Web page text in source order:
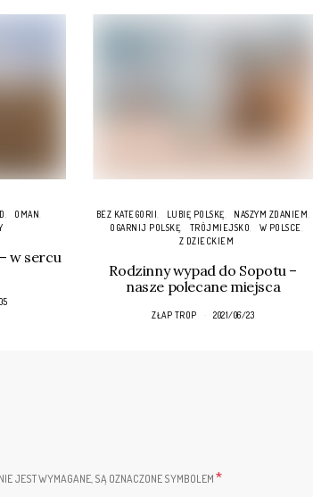
OMAN
w sercu
BEZ KATEGORII LUBIĘ POLSKĘ
NASZYM ZDANIEM
OGARNIJ POLSKĘ
TRÓJMIEJSKO
W POLSCE
Z DZIECKIEM
Rodzinny wypad do Sopotu –
nasze polecane miejsca
ZŁAP TROP 2021/06/23
JEST WYMAGANE, SĄ OZNACZONE SYMBOLEM*